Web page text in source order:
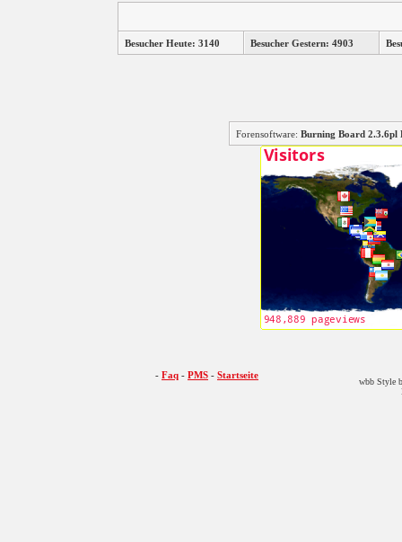
Besucher Heute: 3140 Besucher Gestern: 4903
Forensoftware: Burning Board
- Faq - PMS - Startseite
wbb Style